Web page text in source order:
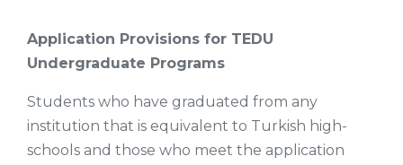
Application Provisions for TEDU
Undergraduate Programs
Students who have graduated from any
institution that is equivalent to Turkish high-
schools and those who meet the application